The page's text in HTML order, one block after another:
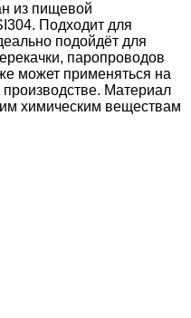
из пищевой
Подходит для
подойдёт для
паропроводов
может применяться на
Материал
химическим веществам